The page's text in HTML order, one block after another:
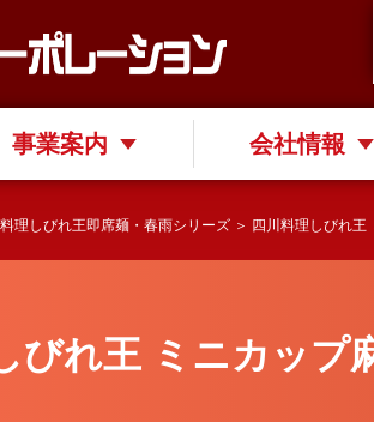
事業案内 会社情報
理しびれ王即席麺・春雨シリーズ ＞ 四川料理しびれ王
びれ王 ミニカップ